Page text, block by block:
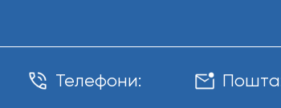
Телефони: